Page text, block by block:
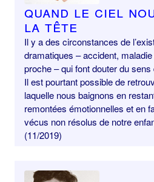
Quand le ciel
la tête
Il y a des circonstances de
dramatiques – accident,
proche – qui font douter du
Il est pourtant possible de
laquelle nous baignons en
remontées émotionnelles et en
vécus non résolus de notre
(11/2019)